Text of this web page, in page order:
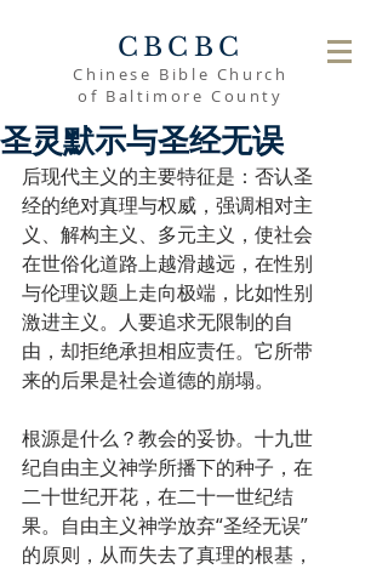
CBCBC
Chinese Bible Church
of Baltimore County
圣灵默示与圣经无误
后现代主义的主要特征是：否认圣
经的绝对真理与权威，强调相对主
义、解构主义、多元主义，使社会
在世俗化道路上越滑越远，在性别
与伦理议题上走向极端，比如性别
激进主义。人要追求无限制的自
由，却拒绝承担相应责任。它所带
来的后果是社会道德的崩塌。
根源是什么？教会的妥协。十九世
纪自由主义神学所播下的种子，在
二十世纪开花，在二十一世纪结
果。自由主义神学放弃“圣经无误”
的原则，从而失去了真理的根基，